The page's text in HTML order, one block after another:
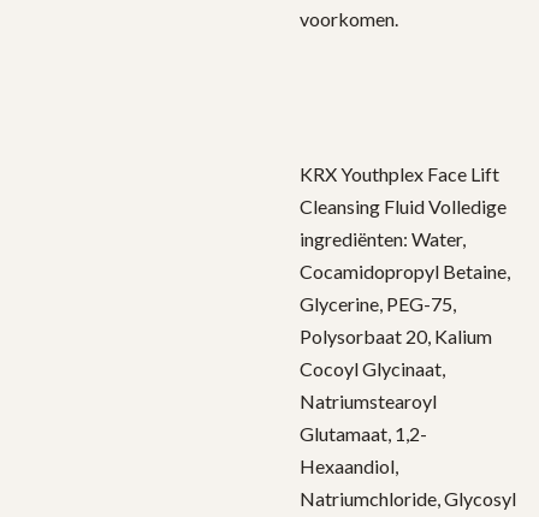
voorkomen.
KRX Youthplex Face Lift
Cleansing Fluid Volledige
ingrediënten: Water,
Cocamidopropyl Betaine,
Glycerine, PEG-75,
Polysorbaat 20, Kalium
Cocoyl Glycinaat,
Natriumstearoyl
Glutamaat, 1,2-
Hexaandiol,
Natriumchloride, Glycosyl